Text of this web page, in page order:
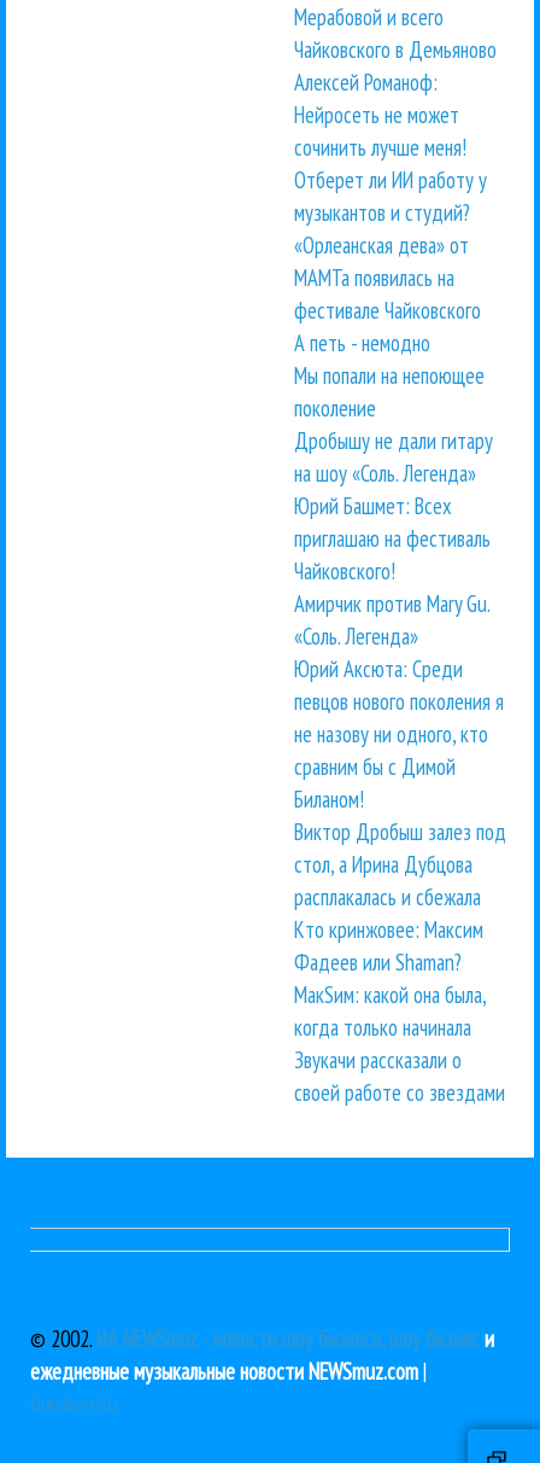
Мерабовой и всего
Чайковского в Демьяново
Алексей Романоф:
Нейросеть не может
сочинить лучше меня!
Отберет ли ИИ работу у
музыкантов и студий?
«Орлеанская дева» от
МАМТа появилась на
фестивале Чайковского
А петь - немодно
Мы попали на непоющее
поколение
Дробышу не дали гитару
на шоу «Соль. Легенда»
Юрий Башмет: Всех
приглашаю на фестиваль
Чайковского!
Амирчик против Mary Gu.
«Соль. Легенда»
Юрий Аксюта: Среди
певцов нового поколения я
не назову ни одного, кто
сравним бы с Димой
Биланом!
Виктор Дробыш залез под
стол, а Ирина Дубцова
расплакалась и сбежала
Кто кринжовее: Максим
Фадеев или Shaman?
МакSим: какой она была,
когда только начинала
Звукачи рассказали о
своей работе со звездами
© 2002. ИА NEWSmuz - новости шоу бизнеса, шоу бизнеси
ежедневные музыкальные новости NEWSmuz.com|
Guruken.Ru